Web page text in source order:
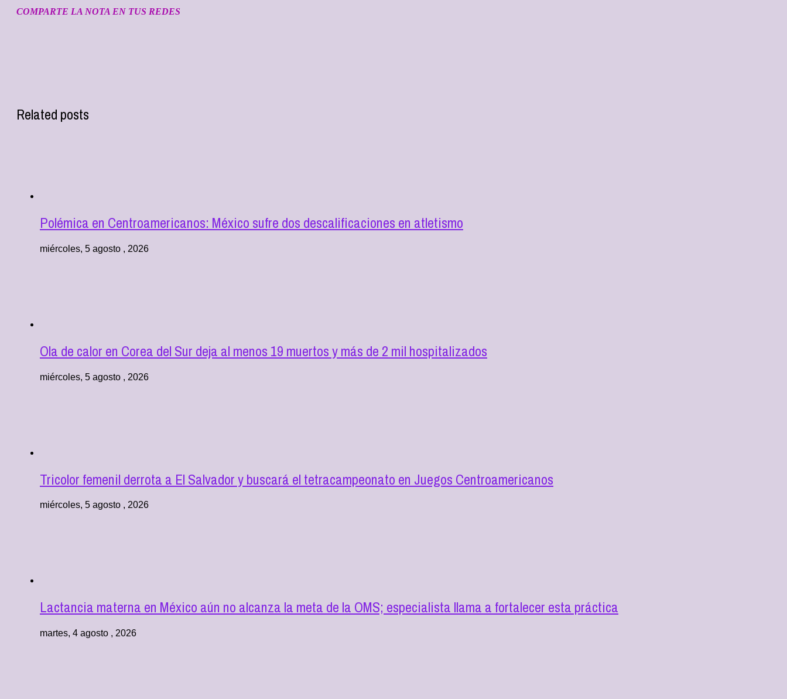
COMPARTE LA NOTA EN TUS REDES
Related posts
Polémica en Centroamericanos: México sufre dos descalificaciones en atletismo
miércoles, 5 agosto , 2026
Ola de calor en Corea del Sur deja al menos 19 muertos y más de 2 mil hospitalizados
miércoles, 5 agosto , 2026
Tricolor femenil derrota a El Salvador y buscará el tetracampeonato en Juegos Centroamericanos
miércoles, 5 agosto , 2026
Lactancia materna en México aún no alcanza la meta de la OMS; especialista llama a fortalecer esta práctica
martes, 4 agosto , 2026